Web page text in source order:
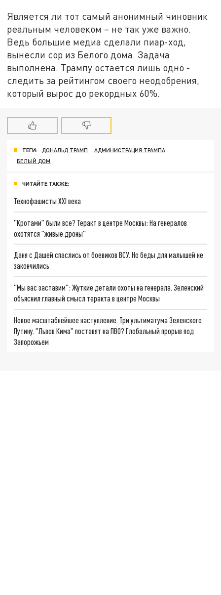
Является ли тот самый анонимный чиновник
реальным человеком – не так уже важно.
Ведь большие медиа сделали пиар-ход,
вынесли сор из Белого дома. Задача
выполнена. Трампу остается лишь одно -
следить за рейтингом своего неодобрения,
который вырос до рекордных 60%.
ТЕГИ: ДОНАЛЬД ТРАМП
АДМИНИСТРАЦИЯ ТРАМПА
БЕЛЫЙ ДОМ
ЧИТАЙТЕ ТАКЖЕ:
Технофашисты XXI века
"Кротами" были все? Теракт в центре Москвы: На генералов
охотятся "живые дроны"
Даня с Дашей спаслись от боевиков ВСУ. Но беды для малышей не
закончились
"Мы вас заставим": Жуткие детали охоты на генерала. Зеленский
объяснил главный смысл теракта в центре Москвы
Новое масштабнейшее наступление. Три ультиматума Зеленского
Путину. "Львов Кима" поставят на ПВО? Глобальный прорыв под
Запорожьем